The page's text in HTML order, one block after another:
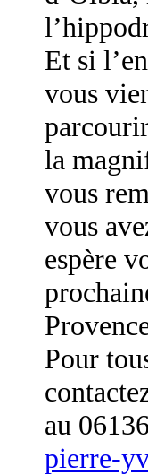
Et si
vous
la
vous
vous
espère
Pour
au
pierre-